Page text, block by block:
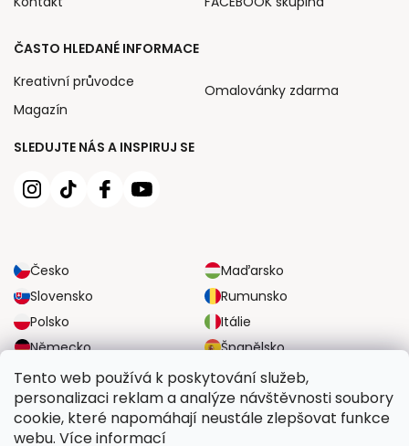
Tento web používá k poskytování služeb,
personalizaci reklam a analýze návštěvnosti soubory
cookie, které napomáhají neustále zlepšovat funkce
webu. Více informací
SLEDUJTE NÁS A INSPIRUJ SE
Česko
Maďarsko
Slovensko
Rumunsko
Polsko
Itálie
Německo
Španělsko
Velká Británie
Rakousko
ČASTO HLEDANÉ INFORMACE
Kreativní průvodce
Magazín
Omalovánky zdarma
SPOLEHLIVÉ MOŽNOSTI DOPRAVY